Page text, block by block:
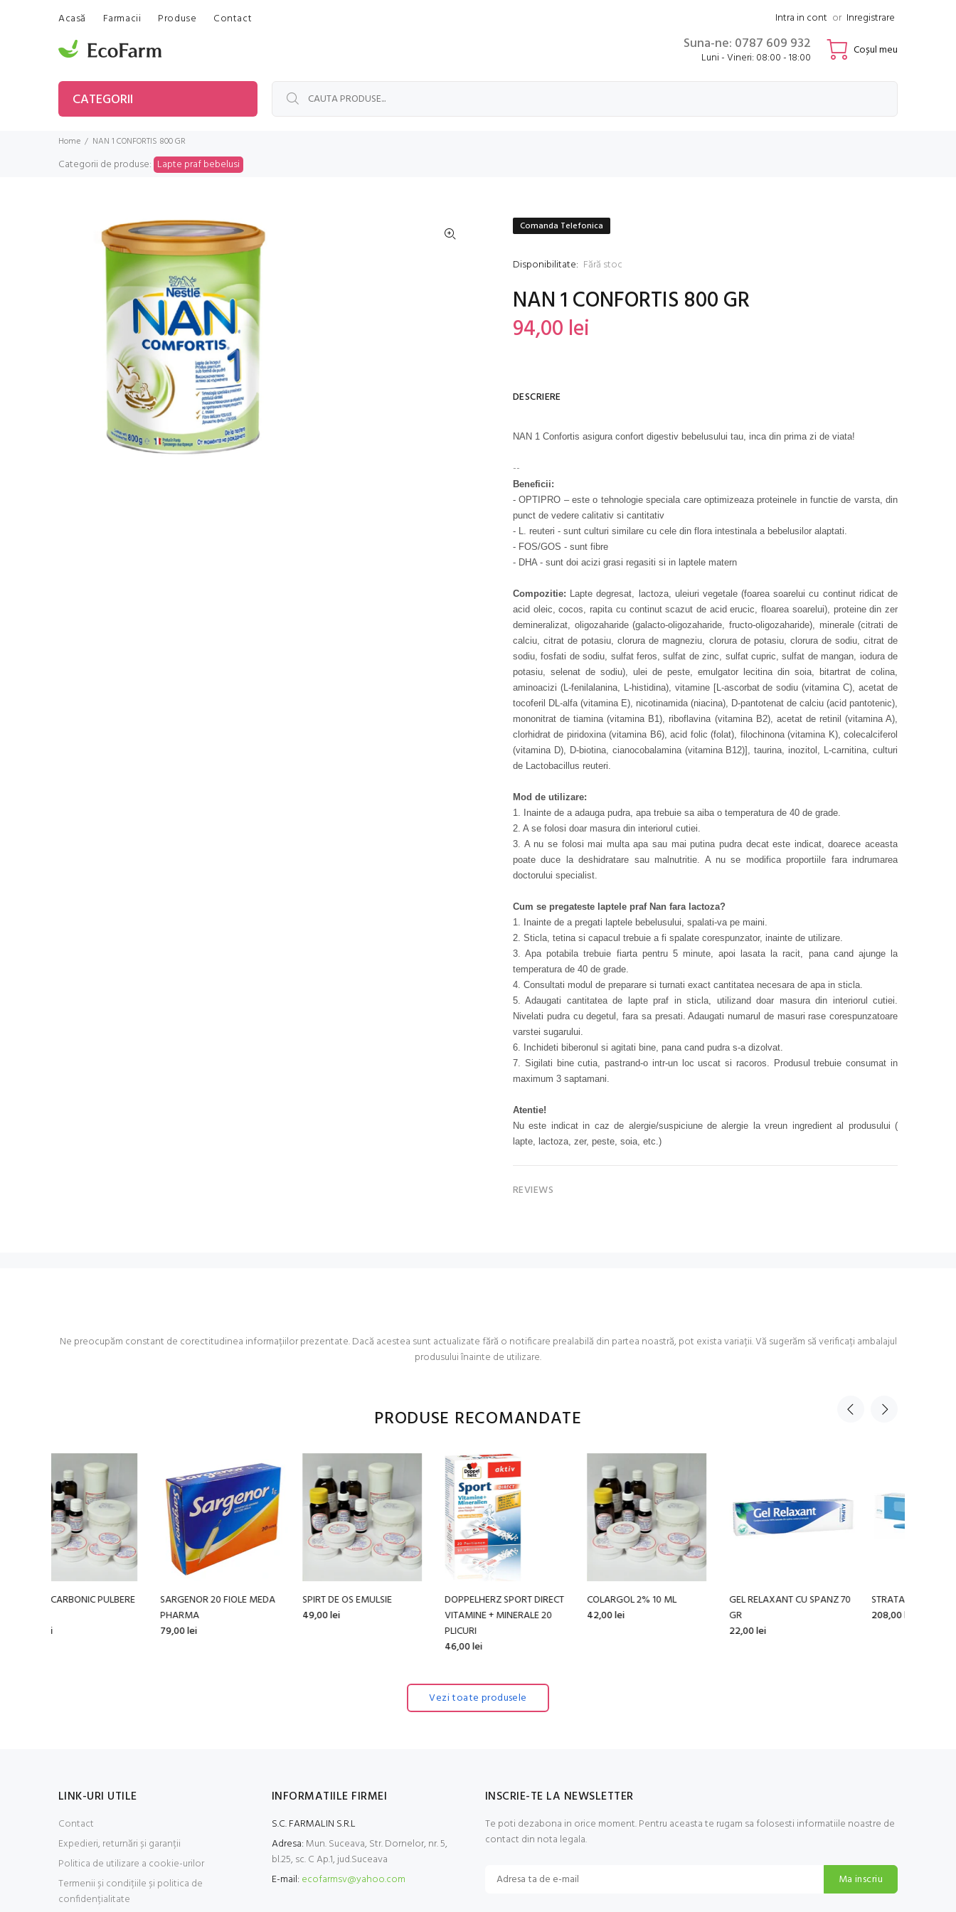
Acasă Farmacii Produse Contact Intra in cont or Inregistrare
Suna-ne: 0787 609 932
Luni - Vineri: 08:00 - 18:00 Coșul meu
CATEGORII
Home NAN 1 CONFORTIS 800 GR
Categorii de produse: Lapte praf bebelusi
Comanda Telefonica
Disponibilitate: Fără stoc
NAN 1 CONFORTIS 800 GR
94,00 lei
DESCRIERE
NAN 1 Confortis asigura confort digestiv bebelusului tau, inca din prima zi de viata!
--
Beneficii:
- OPTIPRO – este o tehnologie speciala care optimizeaza proteinele in functie de varsta, din
punct de vedere calitativ si cantitativ
- L. reuteri - sunt culturi similare cu cele din flora intestinala a bebelusilor alaptati.
- FOS/GOS - sunt fibre
- DHA - sunt doi acizi grasi regasiti si in laptele matern
Compozitie: Lapte degresat, lactoza, uleiuri vegetale (foarea soarelui cu continut ridicat de
acid oleic, cocos, rapita cu continut scazut de acid erucic, floarea soarelui), proteine din zer
demineralizat, oligozaharide (galacto-oligozaharide, fructo-oligozaharide), minerale (citrati de
calciu, citrat de potasiu, clorura de magneziu, clorura de potasiu, clorura de sodiu, citrat de
sodiu, fosfati de sodiu, sulfat feros, sulfat de zinc, sulfat cupric, sulfat de mangan, iodura de
potasiu, selenat de sodiu), ulei de peste, emulgator lecitina din soia, bitartrat de colina,
aminoacizi (L-fenilalanina, L-histidina), vitamine [L-ascorbat de sodiu (vitamina C), acetat de
tocoferil DL-alfa (vitamina E), nicotinamida (niacina), D-pantotenat de calciu (acid pantotenic),
mononitrat de tiamina (vitamina B1), riboflavina (vitamina B2), acetat de retinil (vitamina A),
clorhidrat de piridoxina (vitamina B6), acid folic (folat), filochinona (vitamina K), colecalciferol
(vitamina D), D-biotina, cianocobalamina (vitamina B12)], taurina, inozitol, L-carnitina, culturi
de Lactobacillus reuteri.
Mod de utilizare:
1. Inainte de a adauga pudra, apa trebuie sa aiba o temperatura de 40 de grade.
2. A se folosi doar masura din interiorul cutiei.
3. A nu se folosi mai multa apa sau mai putina pudra decat este indicat, doarece aceasta
poate duce la deshidratare sau malnutritie. A nu se modifica proportiile fara indrumarea
doctorului specialist.
Cum se pregateste laptele praf Nan fara lactoza?
1. Inainte de a pregati laptele bebelusului, spalati-va pe maini.
2. Sticla, tetina si capacul trebuie a fi spalate corespunzator, inainte de utilizare.
3. Apa potabila trebuie fiarta pentru 5 minute, apoi lasata la racit, pana cand ajunge la
temperatura de 40 de grade.
4. Consultati modul de preparare si turnati exact cantitatea necesara de apa in sticla.
5. Adaugati cantitatea de lapte praf in sticla, utilizand doar masura din interiorul cutiei.
Nivelati pudra cu degetul, fara sa presati. Adaugati numarul de masuri rase corespunzatoare
varstei sugarului.
6. Inchideti biberonul si agitati bine, pana cand pudra s-a dizolvat.
7. Sigilati bine cutia, pastrand-o intr-un loc uscat si racoros. Produsul trebuie consumat in
maximum 3 saptamani.
Atentie!
Nu este indicat in caz de alergie/suspiciune de alergie la vreun ingredient al produsului (
lapte, lactoza, zer, peste, soia, etc.)
REVIEWS
Ne preocupăm constant de corectitudinea informațiilor prezentate. Dacă acestea sunt actualizate fără o notificare prealabilă din partea noastră, pot exista variații. Vă sugerăm să verificați ambalajul
produsului înainte de utilizare.
PRODUSE RECOMANDATE
DOPPELHERZ SPORT DIRECT
VITAMINE + MINERALE 20
COLARGOL 2% 10 ML
GEL RELAXANT CU SPANZ 70
STRATAMED GEL 20 G
208,00 lei
HYALO4 SKIN 25 GRAME
ASTENOR FORTE
Vezi toate produsele
LINK-URI UTILE
Contact
Expedieri, returnări și garanții
Politica de utilizare a cookie-urilor
Termenii și condițiile și politica de
confidențialitate
INFORMATIILE FIRMEI
S.C. FARMALIN S.R.L
Adresa: Mun. Suceava, Str. Dornelor, nr. 5,
bl.25, sc. C Ap.1, jud.Suceava
E-mail: ecofarmsv@yahoo.com
INSCRIE-TE LA NEWSLETTER
Te poti dezabona in orice moment. Pentru aceasta te rugam sa folosesti informatiile noastre de
contact din nota legala.
Ma inscriu